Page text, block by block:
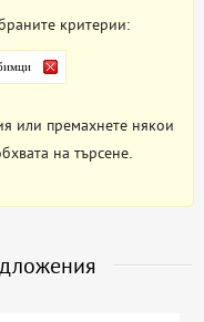
критерии:
или премахнете някои
на търсене.